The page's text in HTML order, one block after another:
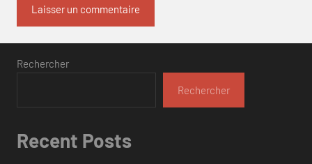
Rechercher
Rechercher
Recent Posts